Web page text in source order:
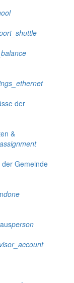
der
&
assignment
Gemeinde
done
person